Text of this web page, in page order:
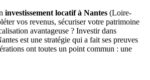
investissement locatif à Nantes (Loire-
vos revenus, sécuriser votre patrimoine
avantageuse ? Investir dans
est une stratégie qui a fait ses preuves
ont toutes un point commun : une